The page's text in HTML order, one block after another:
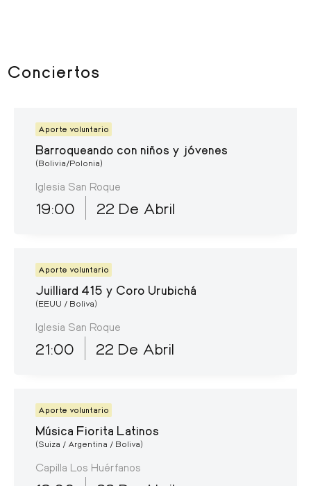
Conciertos
Aporte voluntario
Barroqueando con niños y jóvenes
(Bolivia/Polonia)
Iglesia San Roque
19:00 22 De Abril
Aporte voluntario
Juilliard 415 y Coro Urubichá
(EEUU / Boliva)
Iglesia San Roque
21:00 22 De Abril
Aporte voluntario
Música Fiorita Latinos
(Suiza / Argentina / Boliva)
Capilla Los Huérfanos